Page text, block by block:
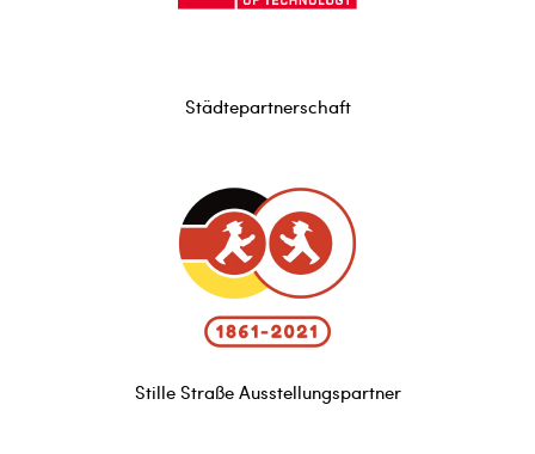
Städtepartnerschaft
Stille Straße Ausstellungspartner